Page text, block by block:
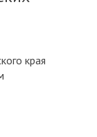
края